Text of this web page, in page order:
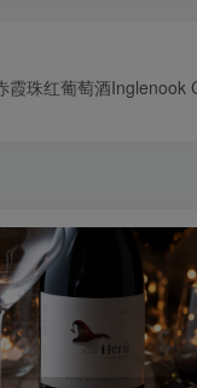
霞珠红葡萄酒Inglenook